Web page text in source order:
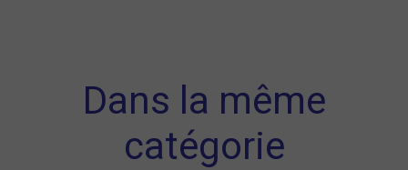
Dans la même
catégorie